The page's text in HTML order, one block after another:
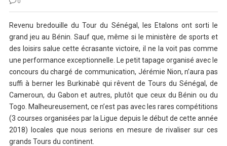
0
Revenu bredouille du Tour du Sénégal, les Etalons ont sorti le
grand jeu au Bénin. Sauf que, même si le ministère de sports et
des loisirs salue cette écrasante victoire, il ne la voit pas comme
une performance exceptionnelle. Le petit tapage organisé avec le
concours du chargé de communication, Jérémie Nion, n’aura pas
suffi à berner les Burkinabè qui rêvent de Tours du Sénégal, de
Cameroun, du Gabon et autres, plutôt que ceux du Bénin ou du
Togo. Malheureusement, ce n’est pas avec les rares compétitions
(3 courses organisées par la Ligue depuis le début de cette année
2018) locales que nous serions en mesure de rivaliser sur ces
grands Tours du continent.